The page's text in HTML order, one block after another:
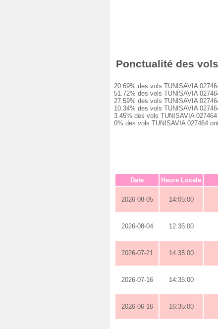
Ponctualité des
20.69% des vols TUNISAVIA
51.72% des vols TUNISAVIA
27.59% des vols TUNISAVIA
10.34% des vols TUNISAVIA
3.45% des vols TUNISAVIA
0% des vols TUNISAVIA 027464
Date Heure Locale
2026-08-05 14:05:00
2026-08-04 12:35:00
2026-07-21 14:35:00
2026-07-16 14:35:00
2026-06-16 16:35:00